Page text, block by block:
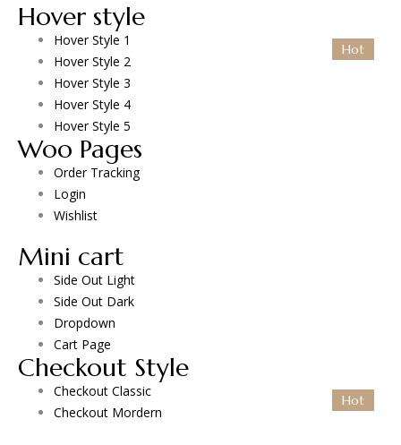
Hover style
Hover Style 1
Hover Style 2
Hover Style 3
Hover Style 4
Hot
Hover Style 5
Hot
Woo Pages
Order Tracking
Login
Wishlist
Mini cart
Side Out Light
Side Out Dark
Dropdown
Cart Page
Checkout Style
Checkout Classic
Checkout Mordern
Hot